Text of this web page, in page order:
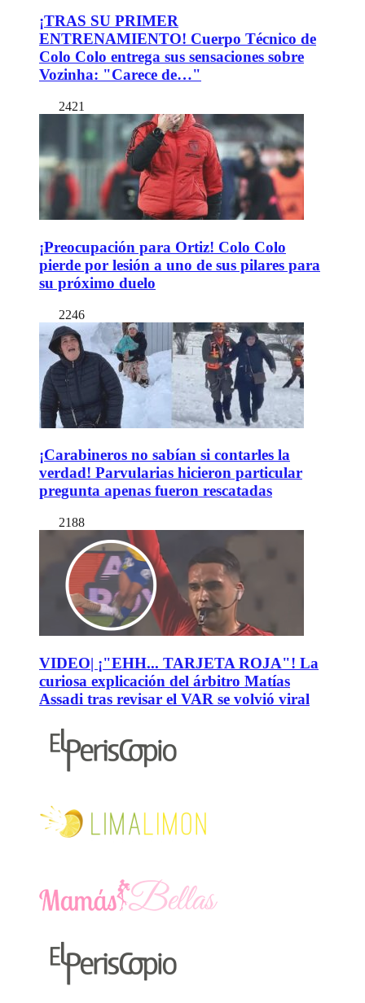
¡TRAS SU PRIMER
ENTRENAMIENTO! Cuerpo Técnico de
Colo Colo entrega sus sensaciones sobre
Vozinha: "Carece de…"
2421
¡Preocupación para Ortiz! Colo Colo
pierde por lesión a uno de sus pilares para
su próximo duelo
2246
¡Carabineros no sabían si contarles la
verdad! Parvularias hicieron particular
pregunta apenas fueron rescatadas
2188
VIDEO| ¡"EHH... TARJETA ROJA"! La
curiosa explicación del árbitro Matías
Assadi tras revisar el VAR se volvió viral